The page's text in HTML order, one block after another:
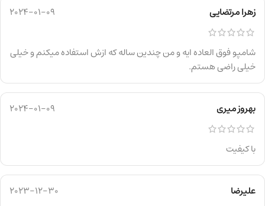
زهرا مرتضایی 2024-01-09
شامپو فوق العاده ایه و من چندین ساله که ازش استفاده میکنم و خیلی
خیلی راضی هستم.
بهروز میری 2024-01-09
با کیفیت
علیرضا 2023-12-30